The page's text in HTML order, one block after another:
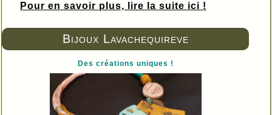
Bijoux Lavachequireve
Des créations uniques !
Pour en savoir plus, lire la suite ici !